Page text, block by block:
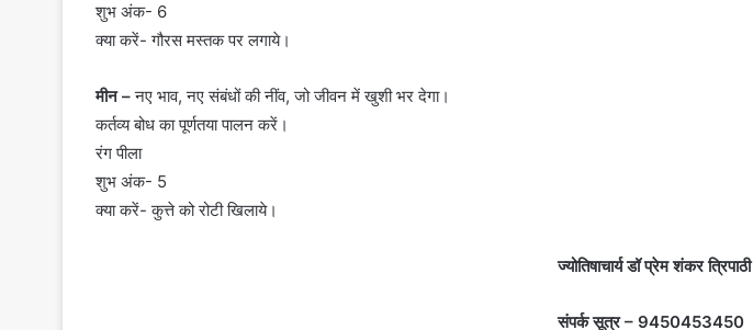
शुभ अंक- 6
क्या करें- गौरस मस्तक पर लगाये।
मीन –नए भाव, नए संबंधों की नींव, जो जीवन में खुशी भर देगा।
कर्तव्य बोध का पूर्णतया पालन करें।
रंग पीला
शुभ अंक- 5
क्या करें- कुत्ते को रोटी खिलाये।
ज्योतिषाचार्य डॉ प्रेम शंकर त्रिपाठी
संपर्क सूत्र – 9450453450